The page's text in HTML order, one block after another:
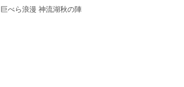
巨べら浪漫 神流湖秋の陣